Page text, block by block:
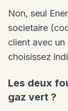
Non, seul
societaire
client avec
choisissez
Les deux
gaz vert ?